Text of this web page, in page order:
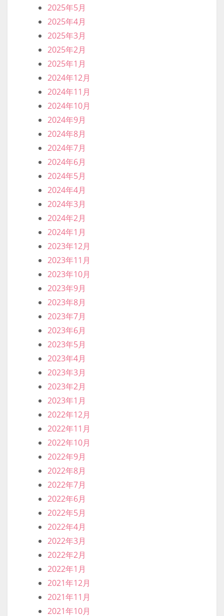
2025年5月
2025年4月
2025年3月
2025年2月
2025年1月
2024年12月
2024年11月
2024年10月
2024年9月
2024年8月
2024年7月
2024年6月
2024年5月
2024年4月
2024年3月
2024年2月
2024年1月
2023年12月
2023年11月
2023年10月
2023年9月
2023年8月
2023年7月
2023年6月
2023年5月
2023年4月
2023年3月
2023年2月
2023年1月
2022年12月
2022年11月
2022年10月
2022年9月
2022年8月
2022年7月
2022年6月
2022年5月
2022年4月
2022年3月
2022年2月
2022年1月
2021年12月
2021年11月
2021年10月